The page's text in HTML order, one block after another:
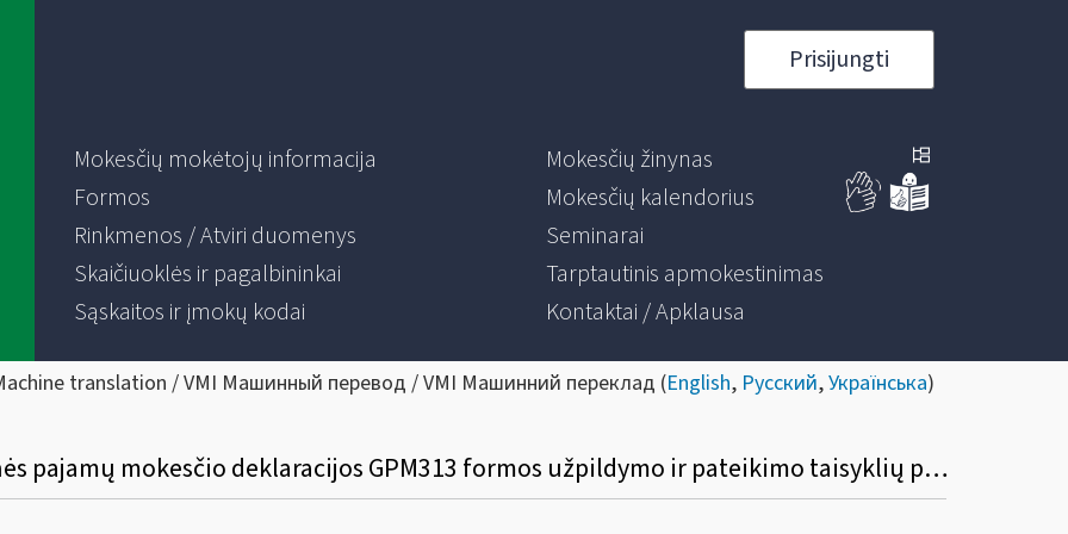
Prisijungti
Mokesčių mokėtojų informacija
Formos
Rinkmenos / Atviri duomenys
Skaičiuoklės ir pagalbininkai
Sąskaitos ir įmokų kodai
Mokesčių žinynas
Mokesčių kalendorius
Seminarai
Tarptautinis apmokestinimas
Kontaktai / Apklausa
translation / VMI Машинный перевод / VMI Машинний переклад (English, Русский,Українська)
Informacinis pranešimas dėl Mėnesinės pajamų mokesčio deklaracijos GPM313 formos užpildymo ir pateikimo taisyklių pakeitimo